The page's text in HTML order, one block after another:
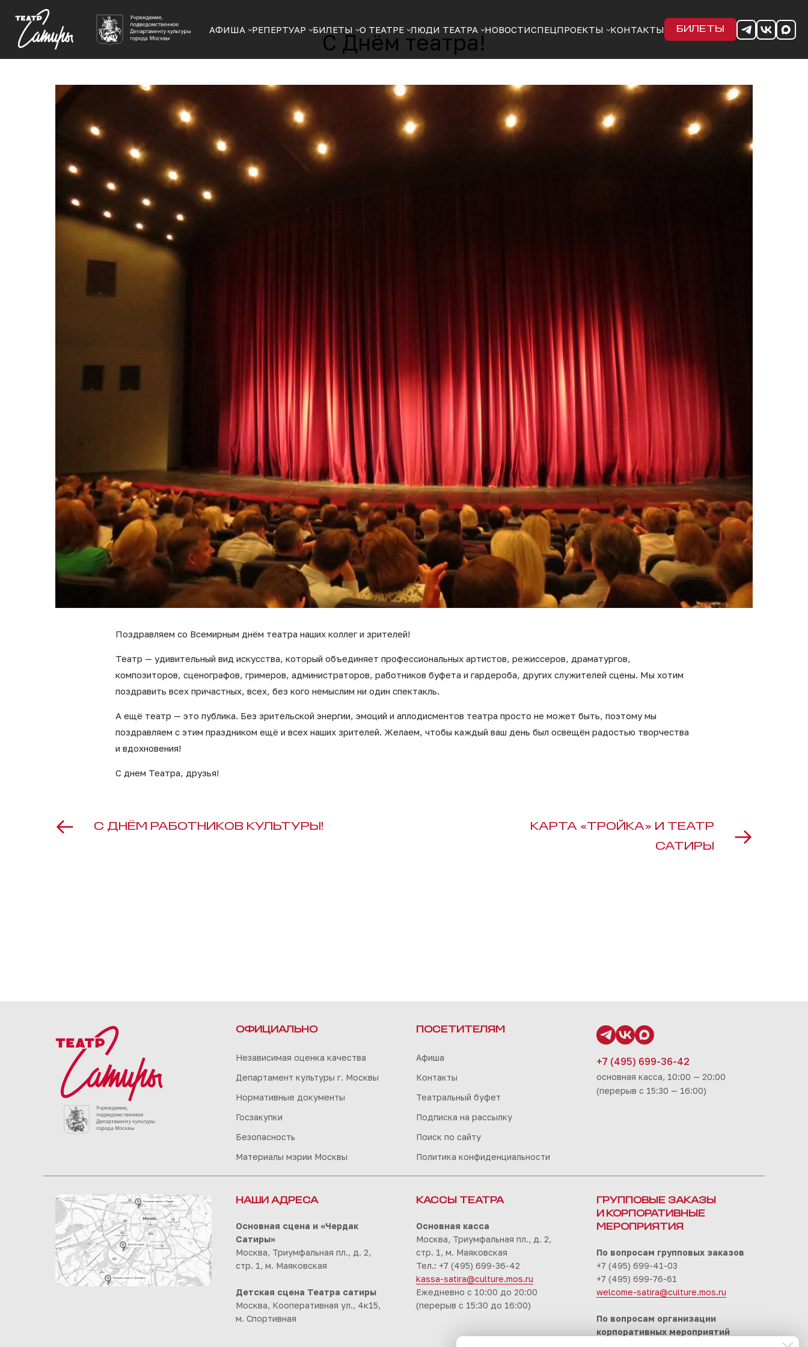
АФИША РЕПЕРТУАР БИЛЕТЫ О ТЕАТРЕ ЛЮДИ ТЕАТРА НОВОСТИСПЕЦПРОЕКТЫ КОНТАКТЫ БИЛЕТЫ
С Днём театра!
Поздравляем со Всемирным днём театра наших коллег и зрителей!
Театр — удивительный вид искусства, который объединяет профессиональных артистов, режиссеров, драматургов,
композиторов, сценографов, гримеров, администраторов, работников буфета и гардероба, других служителей сцены. Мы хотим
поздравить всех причастных, всех, без кого немыслим ни один спектакль.
А ещё театр — это публика. Без зрительской энергии, эмоций и аплодисментов театра просто не может быть, поэтому мы
поздравляем с этим праздником ещё и всех наших зрителей. Желаем, чтобы каждый ваш день был освещён радостью творчества
и вдохновения!
С днем Театра, друзья!
С ДНЁМ РАБОТНИКОВ КУЛЬТУРЫ!
КАРТА «ТРОЙКА» И ТЕАТР
САТИРЫ
ОФИЦИАЛЬНО
Независимая оценка качества
Департамент культуры г. Москвы
Нормативные документы
Госзакупки
Безопасность
Материалы мэрии Москвы
ПОСЕТИТЕЛЯМ
Афиша
Контакты
Театральный буфет
Подписка на рассылку
Поиск по сайту
Политика конфиденциальности
+7 (495) 699-36-42
основная касса, 10:00 — 20:00
(перерыв с 15:30 — 16:00)
НАШИ АДРЕСА
Основная сцена и «Чердак
Сатиры»
Москва, Триумфальная пл., д. 2,
стр. 1, м. Маяковская
Детская сцена Театра сатиры
Москва, Кооперативная ул., 4к15,
м. Спортивная
КАССЫ ТЕАТРА
Основная касса
Москва, Триумфальная пл., д. 2,
стр. 1, м. Маяковская
Тел.: +7 (495) 699-36-42
kassa-satira@culture.mos.ru
Ежедневно с 10:00 до 20:00
(перерыв с 15:30 до 16:00)
ГРУППОВЫЕ ЗАКАЗЫ
И КОРПОРАТИВНЫЕ
МЕРОПРИЯТИЯ
По вопросам групповых заказов
+7 (495) 699-41-03
+7 (495) 699-76-61
welcome-satira@culture.mos.ru
По вопросам организации
корпоративных мероприятий